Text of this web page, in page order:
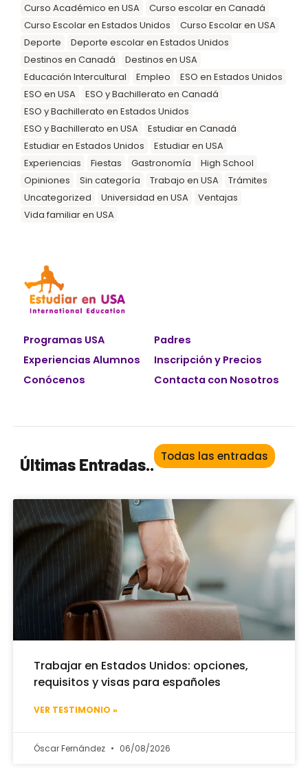
Curso Académico en USA
Curso escolar en Canadá
Curso Escolar en Estados Unidos
Curso Escolar en USA
Deporte
Deporte escolar en Estados Unidos
Destinos en Canadá
Destinos en USA
Educación Intercultural
Empleo
ESO en Estados Unidos
ESO en USA
ESO y Bachillerato en Canadá
ESO y Bachillerato en Estados Unidos
ESO y Bachillerato en USA
Estudiar en Canadá
Estudiar en Estados Unidos
Estudiar en USA
Experiencias
Fiestas Gastronomía
High School
Opiniones
Sin categoría Trabajo en USA
Trámites
Uncategorized
Universidad en USA
Ventajas
Vida familiar en USA
Programas USA
Experiencias Alumnos
Conócenos
Padres
Inscripción y Precios
Contacta con Nosotros
Últimas Entradas.. Todas las entradas
Trabajar en Estados Unidos: opciones,
requisitos y visas para españoles
VER TESTIMONIO »
Óscar Fernández 06/08/2026